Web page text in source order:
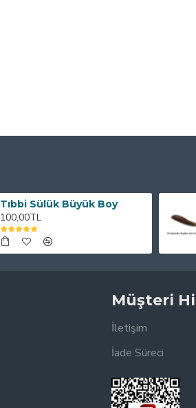
Tıbbi Sülük Büyük Boy
100,00TL
Müşteri
İletişim
İade Süreci